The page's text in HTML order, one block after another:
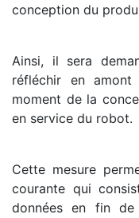
conception du
Ainsi, il sera
réfléchir en
moment de la
en service du robot.
Cette mesure
courante qui
données en fin